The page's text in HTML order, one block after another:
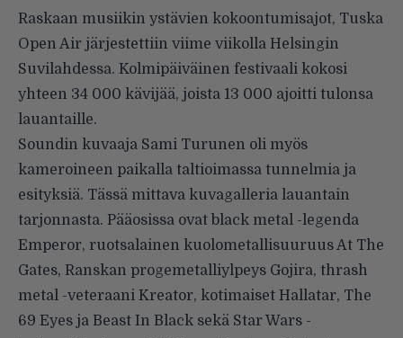
Raskaan musiikin ystävien kokoontumisajot, Tuska
Open Air järjestettiin viime viikolla Helsingin
Suvilahdessa. Kolmipäiväinen festivaali kokosi
yhteen 34 000 kävijää, joista 13 000 ajoitti tulonsa
lauantaille.
Soundin kuvaaja Sami Turunen oli myös
kameroineen paikalla taltioimassa tunnelmia ja
esityksiä. Tässä mittava kuvagalleria lauantain
tarjonnasta. Pääosissa ovat black metal -legenda
Emperor, ruotsalainen kuolometallisuuruus At The
Gates, Ranskan progemetalliylpeys Gojira, thrash
metal -veteraani Kreator, kotimaiset Hallatar, The
69 Eyes ja Beast In Black sekä Star Wars -